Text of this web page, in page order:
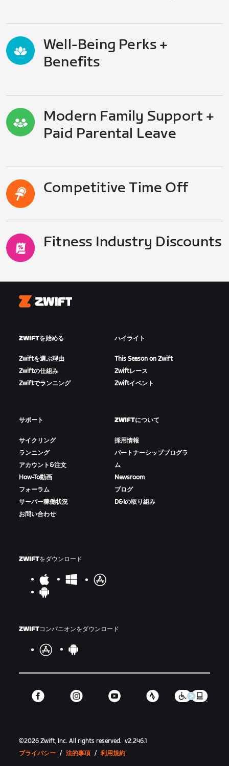
Well-Being Perks +
Benefits
Modern Family Support +
Paid Parental Leave
Competitive Time Off
Fitness Industry Discounts
Zwift
ZWIFTを始める
Zwiftを選ぶ理由
Zwiftの仕組み
Zwiftでランニング
ハイライト
This Season on Zwift
Zwiftレース
Zwiftイベント
サポート
サイクリング
ランニング
アカウント&注文
How-To動画
フォーラム
サーバー稼働状況
お問い合わせ
ZWIFTについて
採用情報
パートナーシッププログラ
ム
Newsroom
ブログ
D&Iの取り組み
ZWIFTをダウンロード
ZWIFTコンパニオンをダウンロード
©2026 Zwift, Inc.All rights reserved. v2.246.1
プライバシー / 法的事項 / 利用規約